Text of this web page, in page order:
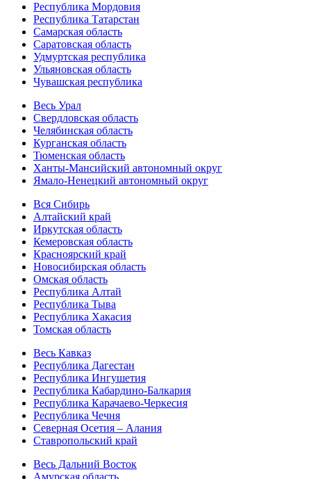
Республика Мордовия
Республика Татарстан
Самарская область
Саратовская область
Удмуртская республика
Ульяновская область
Чувашская республика
Весь Урал
Свердловская область
Челябинская область
Курганская область
Тюменская область
Ханты-Мансийский автономный округ
Ямало-Ненецкий автономный округ
Вся Сибирь
Алтайский край
Иркутская область
Кемеровская область
Красноярский край
Новосибирская область
Омская область
Республика Алтай
Республика Тыва
Республика Хакасия
Томская область
Весь Кавказ
Республика Дагестан
Республика Ингушетия
Республика Кабардино-Балкария
Республика Карачаево-Черкесия
Республика Чечня
Северная Осетия – Алания
Ставропольский край
Весь Дальний Восток
Амурская область